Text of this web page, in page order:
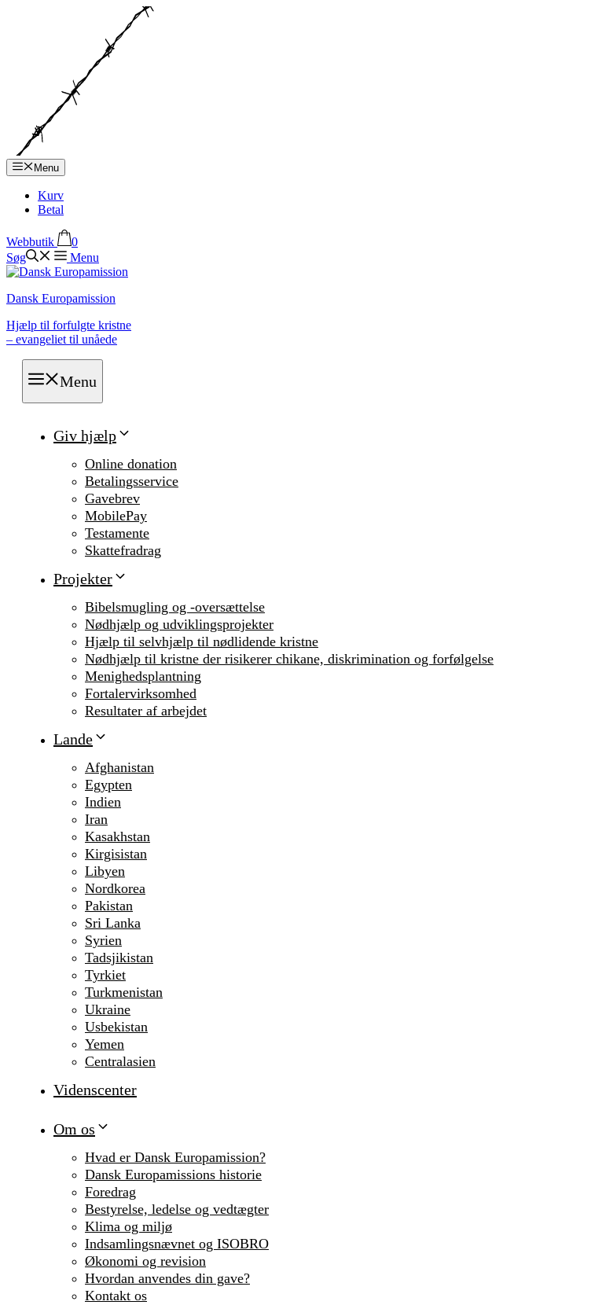
Menu
Kurv
Betal
Webbutik
0
Søg
Menu
Dansk Europamission
Hjælp til forfulgte kristne
– evangeliet til unåede
Menu
Giv hjælp
Online donation
Betalingsservice
Gavebrev
MobilePay
Testamente
Skattefradrag
Projekter
Bibelsmugling og -oversættelse
Nødhjælp og udviklingsprojekter
Hjælp til selvhjælp til nødlidende kristne
Nødhjælp til kristne der risikerer chikane, diskrimination og forfølgelse
Menighedsplantning
Fortalervirksomhed
Resultater af arbejdet
Lande
Afghanistan
Egypten
Indien
Iran
Kasakhstan
Kirgisistan
Libyen
Nordkorea
Pakistan
Sri Lanka
Syrien
Tadsjikistan
Tyrkiet
Turkmenistan
Ukraine
Usbekistan
Yemen
Centralasien
Videnscenter
Om os
Hvad er Dansk Europamission?
Dansk Europamissions historie
Foredrag
Bestyrelse, ledelse og vedtægter
Klima og miljø
Indsamlingsnævnet og ISOBRO
Økonomi og revision
Hvordan anvendes din gave?
Kontakt os